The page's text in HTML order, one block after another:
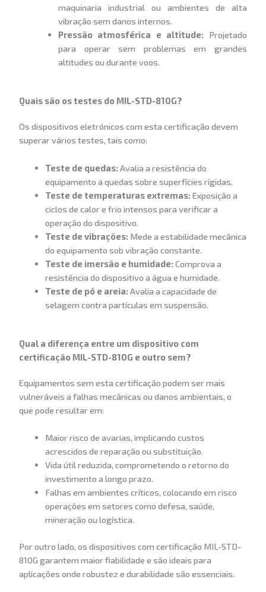
maquinaria industrial ou ambientes de alta
vibração sem danos internos.
Pressão atmosférica e altitude: Projetado
para operar sem problemas em grandes
altitudes ou durante voos.
Quais são os testes do MIL-STD-810G?
Os dispositivos eletrónicos com esta certificação devem
superar vários testes, tais como:
Teste de quedas:Avalia a resistência do
equipamento a quedas sobre superfícies rígidas.
Teste de temperaturas extremas:Exposição a
ciclos de calor e frio intensos para verificar a
operação do dispositivo.
Teste de vibrações: Mede a estabilidade mecânica
do equipamento sob vibração constante.
Teste de imersão e humidade:Comprova a
resistência do dispositivo a água e humidade.
Teste de pó e areia:Avalia a capacidade de
selagem contra partículas em suspensão.
Qual a diferença entre um dispositivo com
certificação MIL-STD-810G e outro sem?
Equipamentos sem esta certificação podem ser mais
vulneráveis a falhas mecânicas ou danos ambientais, o
que pode resultar em:
Maior risco de avarias, implicando custos
acrescidos de reparação ou substituição.
Vida útil reduzida, comprometendo o retorno do
investimento a longo prazo.
Falhas em ambientes críticos, colocando em risco
operações em setores como defesa, saúde,
mineração ou logística.
Por outro lado, os dispositivos com certificação MIL-STD-
810G garantem maior fiabilidade e são ideais para
aplicações onde robustez e durabilidade são essenciais.